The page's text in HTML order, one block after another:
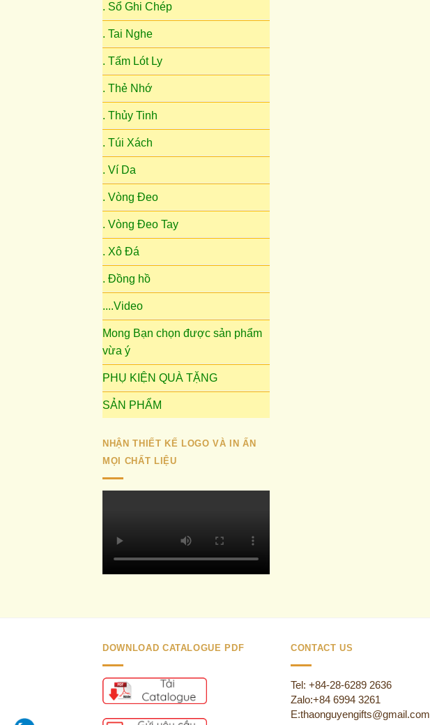
. Sổ Ghi Chép
. Tai Nghe
. Tấm Lót Ly
. Thẻ Nhớ
. Thủy Tinh
. Túi Xách
. Ví Da
. Vòng Đeo
. Vòng Đeo Tay
. Xô Đá
. Đồng hồ
....Video
Mong Bạn chọn được sản phẩm
vừa ý
PHỤ KIỆN QUÀ TẶNG
SẢN PHẨM
NHẬN THIẾT KẾ LOGO VÀ IN ẤN
MỌI CHẤT LIỆU
DOWNLOAD CATALOGUE PDF CONTACT US
Tel: +84-28-6289 2636
Zalo:+84 6994 3261
E:thaonguyengifts@gmail.com